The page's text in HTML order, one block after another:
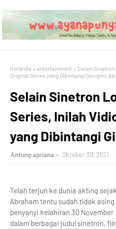
Beranda entertainment
Selain
Original Series yang Dibintangi Giorgino
Selain Sinetron
Series, Inilah
yang Dibintangi
Antung apriana Oktober 30, 2021
Telah terjun ke dunia akting
Abraham tentu sudah tidak
penyanyi kelahiran 30
dalam berbagai judul sinetron,